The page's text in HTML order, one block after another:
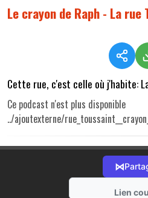
Le crayon de Raph - La rue
Cette rue, c'est celle où j'habite:
Ce podcast n'est plus disponible
../ajoutexterne/
⋈
Lien